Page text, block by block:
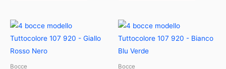
Bocce Bocce